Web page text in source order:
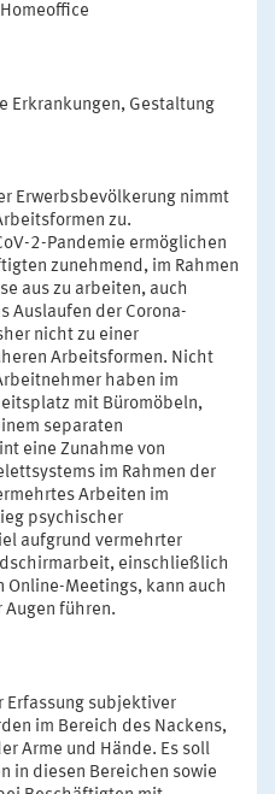
Erkrankungen, Gestaltung
Erwerbsbevölkerung nimmt
zu.
2-Pandemie ermöglichen
zunehmend, im Rahmen
aus zu arbeiten, auch
Auslaufen der Corona-
nicht zu einer
Arbeitsformen. Nicht
haben im
mit Büromöbeln,
separaten
eine Zunahme von
im Rahmen der
Arbeiten im
psychischer
aufgrund vermehrter
einschließlich
Online-Meetings, kann auch
Augen führen.
Erfassung subjektiver
im Bereich des Nackens,
Arme und Hände. Es soll
in diesen Bereichen sowie